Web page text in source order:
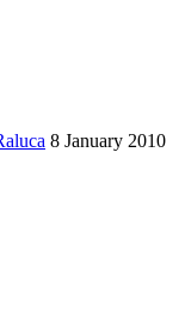
8 January 2010